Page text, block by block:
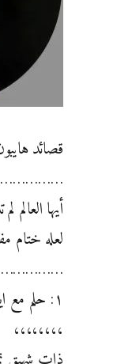
قصائد
أيها
لعله ختام
١: حلم مع ايقاف التنفيس
،،،،،،،،